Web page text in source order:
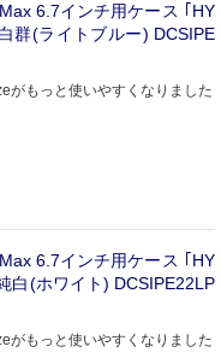
6.7インチ用ケース ｢HY
群(ライトブルー) DCSIPE
がもっと使いやすくなりました
6.7インチ用ケース ｢HY
白(ホワイト) DCSIPE22LP
がもっと使いやすくなりました